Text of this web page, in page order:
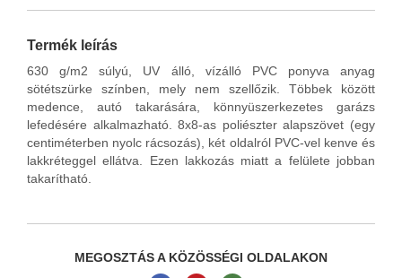
Termék leírás
630 g/m2 súlyú, UV álló, vízálló PVC ponyva anyag
sötétszürke színben, mely nem szellőzik. Többek között
medence, autó takarására, könnyüszerkezetes garázs
lefedésére alkalmazható. 8x8-as poliészter alapszövet (egy
centiméterben nyolc rácsozás), két oldalról PVC-vel kenve és
lakkréteggel ellátva. Ezen lakkozás miatt a felülete jobban
takarítható.
MEGOSZTÁS A KÖZÖSSÉGI OLDALAKON